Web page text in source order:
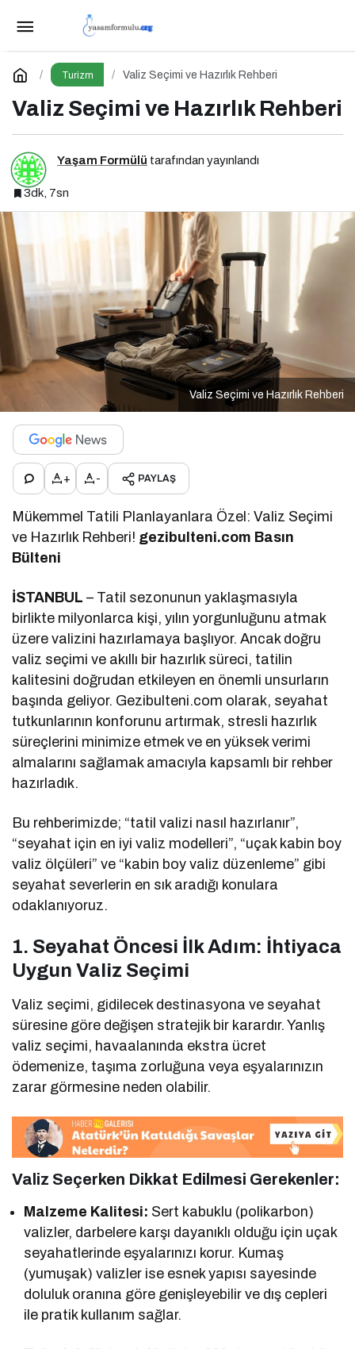
Turizm Valiz Seçimi ve Hazırlık Rehberi
Valiz Seçimi ve Hazırlık Rehberi
Yaşam Formülü tarafından yayınlandı
3dk, 7sn
Valiz Seçimi ve Hazırlık Rehberi
+ - PAYLAŞ
Mükemmel Tatili Planlayanlara Özel: Valiz Seçimi
ve Hazırlık Rehberi! gezibulteni.com Basın
Bülteni
İSTANBUL – Tatil sezonunun yaklaşmasıyla
birlikte milyonlarca kişi, yılın yorgunluğunu atmak
üzere valizini hazırlamaya başlıyor. Ancak doğru
valiz seçimi ve akıllı bir hazırlık süreci, tatilin
kalitesini doğrudan etkileyen en önemli unsurların
başında geliyor. Gezibulteni.com olarak, seyahat
tutkunlarının konforunu artırmak, stresli hazırlık
süreçlerini minimize etmek ve en yüksek verimi
almalarını sağlamak amacıyla kapsamlı bir rehber
hazırladık.
Bu rehberimizde; “tatil valizi nasıl hazırlanır”,
“seyahat için en iyi valiz modelleri”, “uçak kabin boy
valiz ölçüleri” ve “kabin boy valiz düzenleme” gibi
seyahat severlerin en sık aradığı konulara
odaklanıyoruz.
1. Seyahat Öncesi İlk Adım: İhtiyaca
Uygun Valiz Seçimi
Valiz seçimi, gidilecek destinasyona ve seyahat
süresine göre değişen stratejik bir karardır. Yanlış
valiz seçimi, havaalanında ekstra ücret
ödemenize, taşıma zorluğuna veya eşyalarınızın
zarar görmesine neden olabilir.
Valiz Seçerken Dikkat Edilmesi Gerekenler:
Malzeme Kalitesi: Sert kabuklu (polikarbon)
valizler, darbelere karşı dayanıklı olduğu için uçak
seyahatlerinde eşyalarınızı korur. Kumaş
(yumuşak) valizler ise esnek yapısı sayesinde
doluluk oranına göre genişleyebilir ve dış cepleri
ile pratik kullanım sağlar.
Emirates’ten Geleceğin Havacılık Vizyonuna
5,1 Milyar Dolarlık Dev Yatırım
Yorum Yap